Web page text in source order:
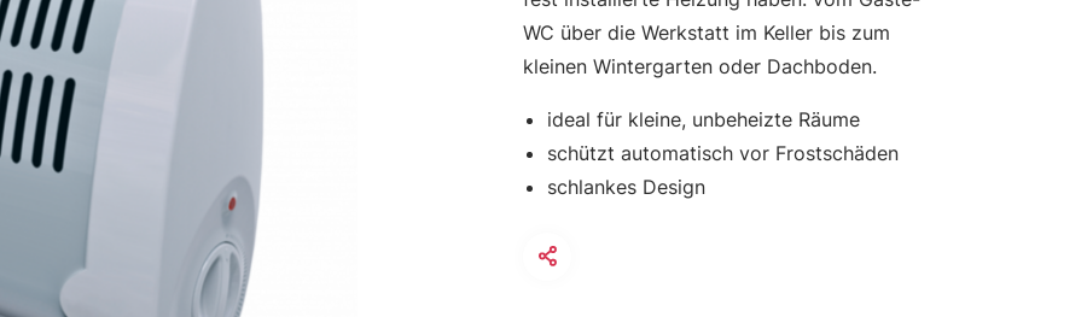
WC über die Werkstatt im Keller bis zum
kleinen Wintergarten oder Dachboden.
ideal für kleine, unbeheizte Räume
schützt automatisch vor Frostschäden
schlankes Design